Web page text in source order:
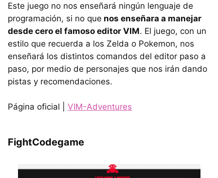
Este juego no nos enseñará ningún lenguaje de
programación, si no que nos enseñara a manejar
desde cero el famoso editor VIM. El juego, con un
estilo que recuerda a los Zelda o Pokemon, nos
enseñará los distintos comandos del editor paso a
paso, por medio de personajes que nos irán dando
pistas y recomendaciones.
Página oficial | VIM-Adventures
FightCodegame